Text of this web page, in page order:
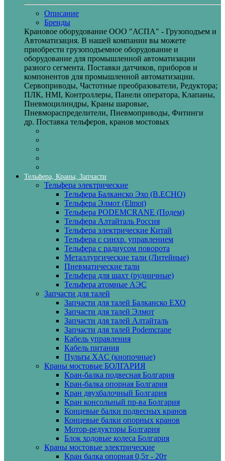
Описание
Бренды
Крановое оборудование ООО "АСПА" - Грузоподъем и
Автоматизация. В нашей компании вы можете
приобрести грузоподъемное оборудование и
оборудование для промышленной автоматизации
разного сегмента. Поставки датчиков, приборов и
компонентов для промышленной автоматизации.
Сервоприводы, Частотные преобразователи, Редуктора;
ПЛК, HMI, Контроллеры, Панели оператора, Клапаны,
Пневмоцилиндры, Краны шаровые,
Пневмораспределители, Пневмоприводы, Фитинги
др. Поставка тельферов, кранов мостовых
Тельфера, Краны, Запчасти
Тельфера электрические
Тельфера Балканско Эхо (B.ECHO)
Тельфера Элмот (Elmot)
Тельфера PODEMCRANE (Подем)
Тельфера Алтайталь Россия
Тельфера электрические Китай
Тельфера с синхр. управлением
Тельфера с радиусом поворота
Металлургические тали (Литейные)
Пневматические тали
Тельфера для шахт (рудничные)
Тельфера атомные АЭС
Запчасти для талей
Запчасти для талей Балканско ЕХО
Запчасти для талей Элмот
Запчасти для талей Алтайталь
Запчасти для талей Podemcrane
Кабель управления
Кабель питания
Пульты XAC (кнопочные)
Краны мостовые БОЛГАРИЯ
Кран-балка подвесная Болгария
Кран-балка опорная Болгария
Кран двухбалочный Болгария
Кран консольный пр-ва Болгария
Концевые балки подвесных кранов
Концевые балки опорных кранов
Мотор-редукторы Болгария
Блок ходовые колеса Болгария
Краны мостовые электрические
Кран балка опорная 0,5т - 20т